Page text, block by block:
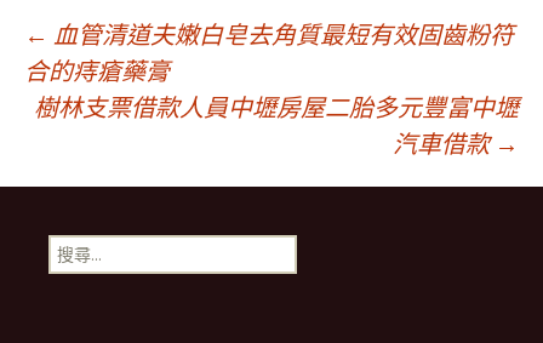
文
章
導
覽
← 血管清道夫嫩白皂去角質最短有效固齒粉符
合的痔瘡藥膏
樹林支票借款人員中壢房屋二胎多元豐富中壢
汽車借款 →
搜
尋